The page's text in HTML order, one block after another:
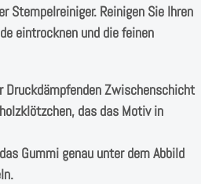
Reinigen Sie Ihren
eintrocknen und die feinen
Druckdämpfenden Zwischenschicht
das das Motiv in
Gummi genau unter dem Abbild